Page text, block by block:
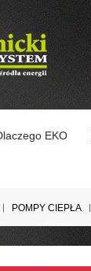
EKO
POMPY CIEPŁA